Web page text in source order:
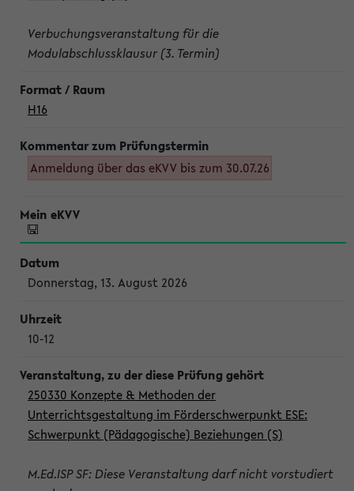
Verbuchungsveranstaltung für die
Modulabschlussklausur (3. Termin)
H16
Anmeldung über das eKVV bis zum 30.07.26
Donnerstag, 13. August 2026
10-12
250330 Konzepte & Methoden der
Unterrichtsgestaltung im Förderschwerpunkt ESE:
Schwerpunkt (Pädagogische) Beziehungen (S)
M.Ed.ISP SF: Diese Veranstaltung darf nicht vorstudiert